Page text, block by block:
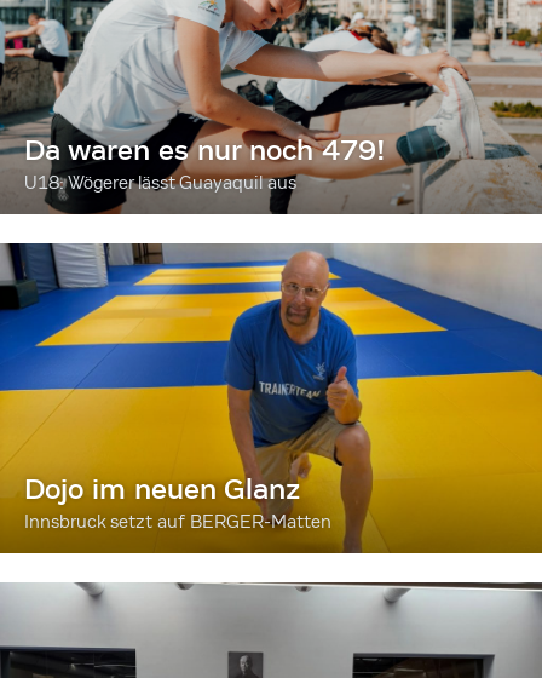
Da waren es nur noch 479!
U18: Wögerer lässt Guayaquil aus
Dojo im neuen Glanz
Innsbruck setzt auf BERGER-Matten